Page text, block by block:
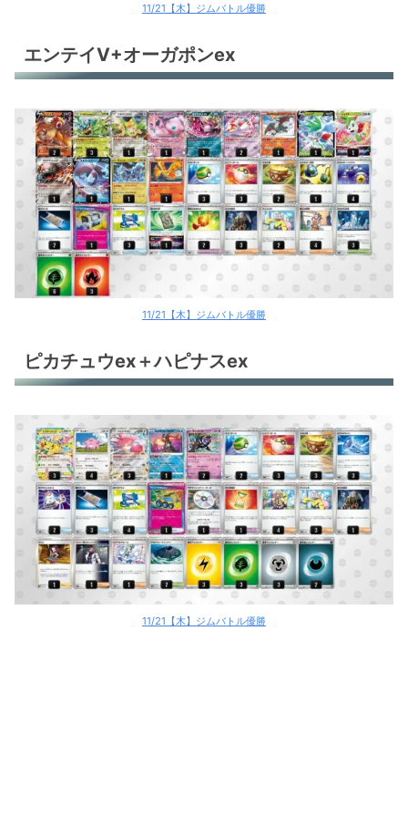
11/21【木】ジムバトル優勝
エンテイV+オーガポンex
11/21【木】ジムバトル優勝
ピカチュウex＋ハピナスex
11/21【木】ジムバトル優勝